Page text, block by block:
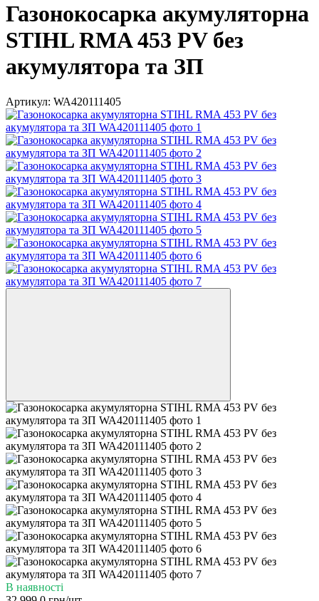
Газонокосарка акумуляторна
STIHL RMA 453 PV без
акумулятора та ЗП
Артикул: WA420111405
В наявності